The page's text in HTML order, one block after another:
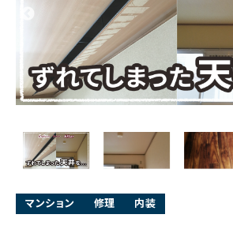
マンション 修理 内装